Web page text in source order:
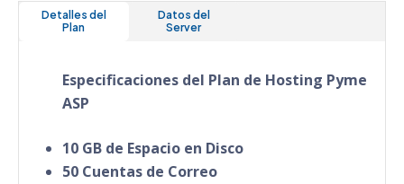
Detalles del
Plan
Datos del
Server
Especificaciones del Plan de Hosting Pyme
ASP
10 GB de Espacio en Disco
50 Cuentas de Correo